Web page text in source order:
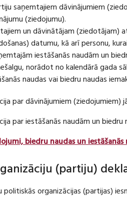
saņemtajiem dāvinājumiem
(ziedojumu).
un dāvinātājam (ziedotājam)
datumu, kā arī personu,
iestāšanās naudām un
norādot no kalendārā gada
naudas vai biedru naudas
par dāvinājumiem
par iestāšanās naudām un
biedru naudas un iestāšanās
(partiju)
politiskās organizācijas (partijas)